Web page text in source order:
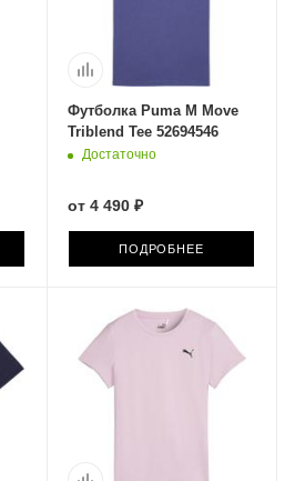
Футболка Puma M Move
Triblend Tee 52694546
Достаточно
от 4 490 ₽
ПОДРОБНЕЕ